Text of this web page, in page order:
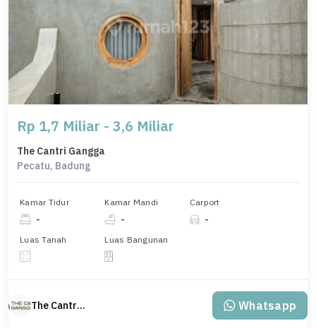
Rp 1,7 Miliar - 3,6 Miliar
The Cantri Gangga
Pecatu, Badung
Kamar Tidur
-
Kamar Mandi
-
Carport
-
Luas Tanah Luas Bangunan
The Cantri Gangga Whatsapp